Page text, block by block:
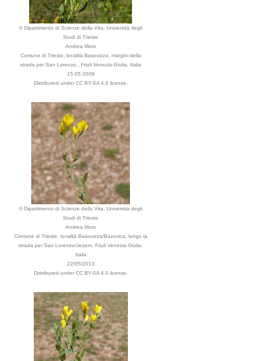
© Dipartimento di Scienze della Vita, Università degli
Studi di Trieste
Andrea Moro
Comune di Trieste, località Basovizza, margini della
strada per San Lorenzo., Friuli Venezia-Giulia, Italia
15.05.2009
Distributed under CC BY-SA 4.0 license.
© Dipartimento di Scienze della Vita, Università degli
Studi di Trieste
Andrea Moro
Comune di Trieste, località Basovizza/Bazovica, lungo la
strada per San Lorenzo/Jezero, Friuli Venezia Giulia,
Italia
22/05/2013
Distributed under CC BY-SA 4.0 license.